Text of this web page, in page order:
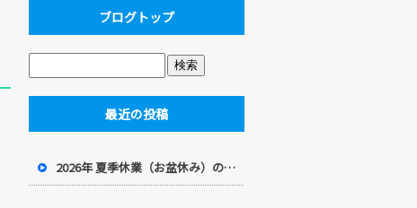
ブログトップ
最近の投稿
2026年 夏季休業（お盆休み）のお知らせ